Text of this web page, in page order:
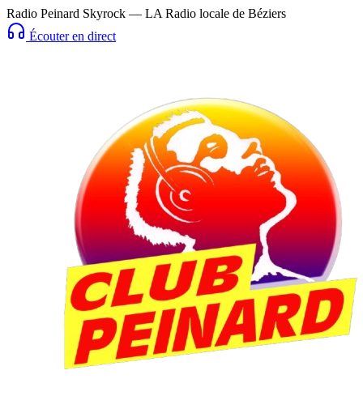
Radio Peinard Skyrock — LA Radio locale de Béziers
Écouter en direct